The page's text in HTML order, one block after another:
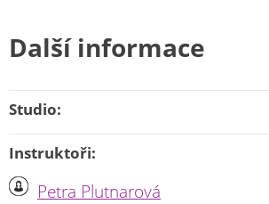
Další informace
Studio:
Instruktoři:
Petra Plutnarová